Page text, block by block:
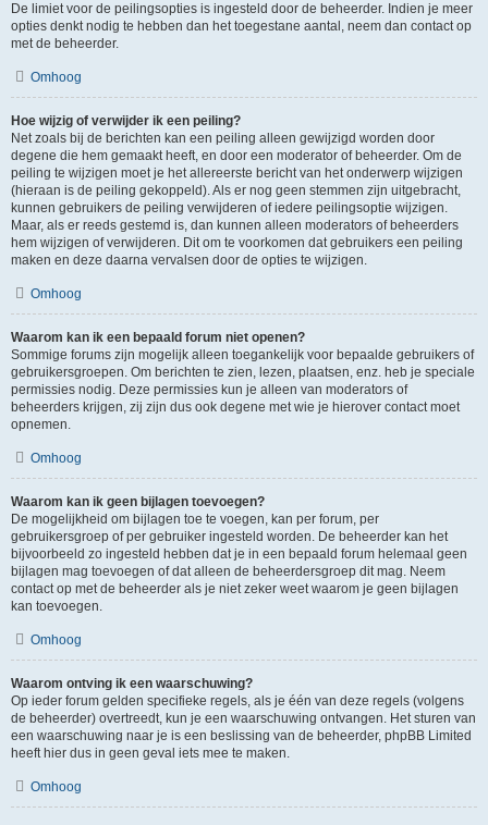
De limiet voor de peilingsopties is ingesteld door de beheerder. Indien je meer
opties denkt nodig te hebben dan het toegestane aantal, neem dan contact op
met de beheerder.
Omhoog
Hoe wijzig of verwijder ik een peiling?
Net zoals bij de berichten kan een peiling alleen gewijzigd worden door
degene die hem gemaakt heeft, en door een moderator of beheerder. Om de
peiling te wijzigen moet je het allereerste bericht van het onderwerp wijzigen
(hieraan is de peiling gekoppeld). Als er nog geen stemmen zijn uitgebracht,
kunnen gebruikers de peiling verwijderen of iedere peilingsoptie wijzigen.
Maar, als er reeds gestemd is, dan kunnen alleen moderators of beheerders
hem wijzigen of verwijderen. Dit om te voorkomen dat gebruikers een peiling
maken en deze daarna vervalsen door de opties te wijzigen.
Omhoog
Waarom kan ik een bepaald forum niet openen?
Sommige forums zijn mogelijk alleen toegankelijk voor bepaalde gebruikers of
gebruikersgroepen. Om berichten te zien, lezen, plaatsen, enz. heb je speciale
permissies nodig. Deze permissies kun je alleen van moderators of
beheerders krijgen, zij zijn dus ook degene met wie je hierover contact moet
opnemen.
Omhoog
Waarom kan ik geen bijlagen toevoegen?
De mogelijkheid om bijlagen toe te voegen, kan per forum, per
gebruikersgroep of per gebruiker ingesteld worden. De beheerder kan het
bijvoorbeeld zo ingesteld hebben dat je in een bepaald forum helemaal geen
bijlagen mag toevoegen of dat alleen de beheerdersgroep dit mag. Neem
contact op met de beheerder als je niet zeker weet waarom je geen bijlagen
kan toevoegen.
Omhoog
Waarom ontving ik een waarschuwing?
Op ieder forum gelden specifieke regels, als je één van deze regels (volgens
de beheerder) overtreedt, kun je een waarschuwing ontvangen. Het sturen van
een waarschuwing naar je is een beslissing van de beheerder, phpBB Limited
heeft hier dus in geen geval iets mee te maken.
Omhoog